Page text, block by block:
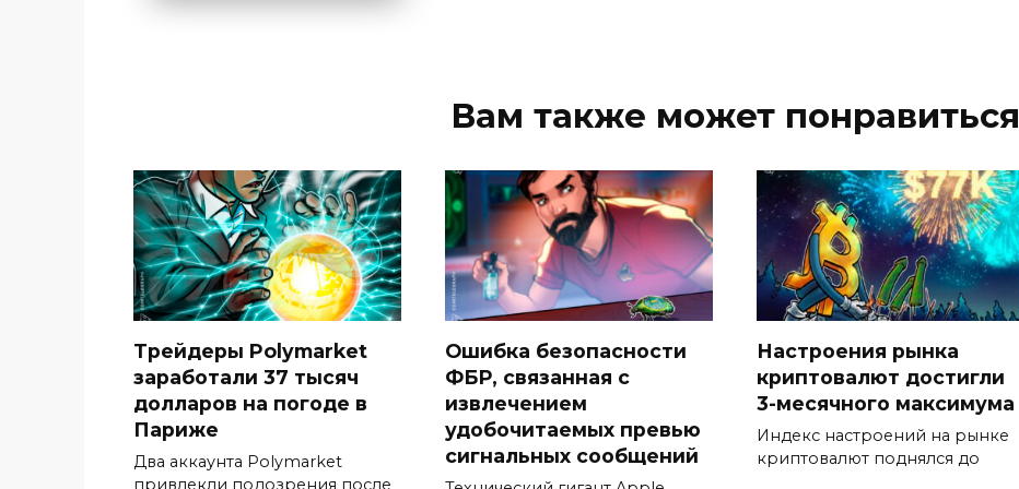
Вам также может понравиться
Трейдеры Polymarket
заработали 37 тысяч
долларов на погоде в
Париже
Два аккаунта Polymarket
привлекли подозрения после
Ошибка безопасности
ФБР, связанная с
извлечением
удобочитаемых превью
сигнальных сообщений
Настроения рынка
криптовалют достигли
3-месячного максимума
Индекс настроений на рынке
криптовалют поднялся до